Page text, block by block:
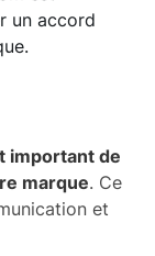
un accord
important de
marque. Ce
et